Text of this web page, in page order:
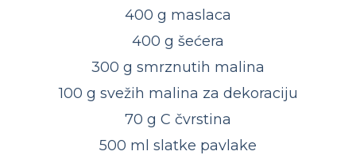
400 g maslaca
400 g šećera
300 g smrznutih malina
100 g svežih malina za dekoraciju
70 g C čvrstina
500 ml slatke pavlake